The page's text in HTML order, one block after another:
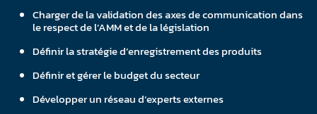
Charger de la validation des axes de communication dans
le respect de l’AMM et de la législation
Définir la stratégie d’enregistrement des produits
Définir et gérer le budget du secteur
Développer un réseau d’experts externes